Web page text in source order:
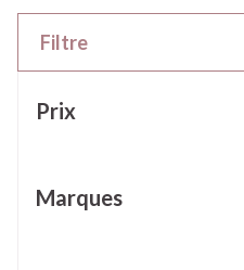
Filtre
Prix
Marques